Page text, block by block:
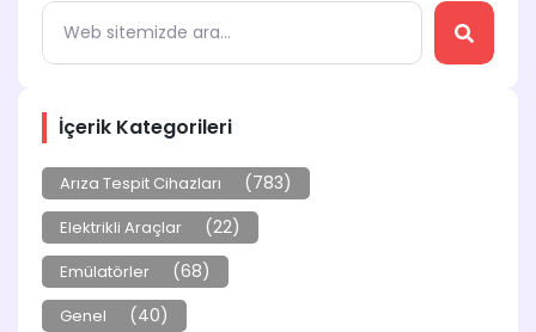
İçerik Kategorileri
Arıza Tespit Cihazları (783)
Elektrikli Araçlar (22)
Emülatörler (68)
Genel (40)